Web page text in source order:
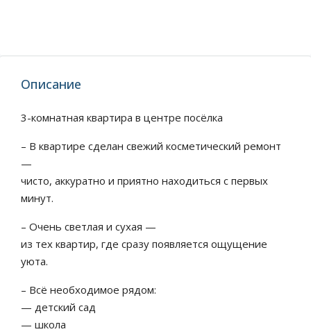
Описание
3-комнатная квартира в центре посёлка
– В квартире сделан свежий косметический ремонт
—
чисто, аккуратно и приятно находиться с первых
минут.
– Очень светлая и сухая —
из тех квартир, где сразу появляется ощущение
уюта.
– Всё необходимое рядом:
— детский сад
— школа